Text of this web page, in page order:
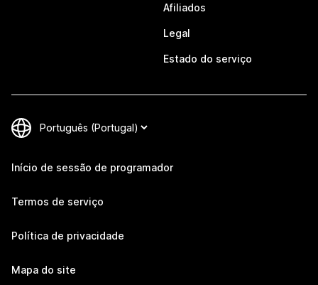
Afiliados
Legal
Estado do serviço
Início de sessão de programador
Termos de serviço
Política de privacidade
Mapa do site